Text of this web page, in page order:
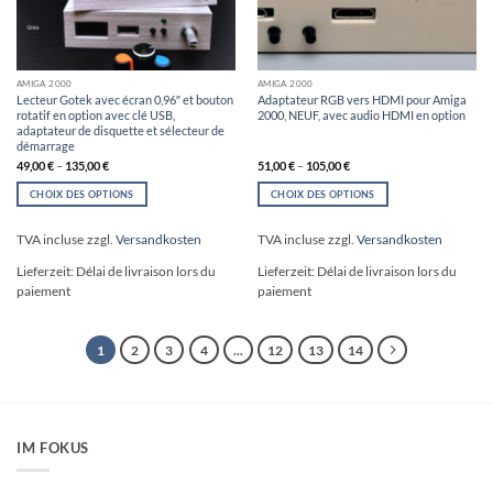
AMIGA 2000
Lecteur Gotek avec écran 0,96″ et bouton
rotatif en option avec clé USB,
adaptateur de disquette et sélecteur de
démarrage
49,00€– 135,00€
CHOIX DES OPTIONS
produit
plusieurs
variations.
page
du
produit
TVA incluse zzgl. Versandkosten
Lieferzeit: Délai de livraison lors du
paiement
AMIGA 2000
Adaptateur RGB vers HDMI pour Amiga
2000, NEUF, avec audio HDMI en option
51,00€– 105,00€
CHOIX DES OPTIONS
produit
plusieurs
variations.
peuvent
être
TVA incluse zzgl. Versandkosten
Lieferzeit: Délai de livraison lors du
paiement
1 2 3 4 ... 12 13 14
IM FOKUS